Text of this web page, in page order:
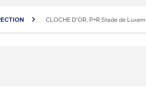
CLOCHE D'OR, P+R Stade de